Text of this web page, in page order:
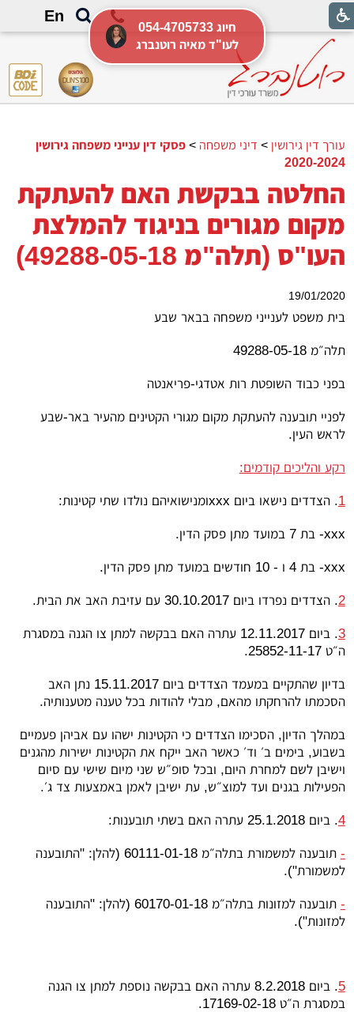
En
עורך דין גירושין > דיני משפחה >פסקי דין ענייני משפחה גירושין
2020-2024
החלטה בבקשת האם להעתקת
מקום מגורים בניגוד להמלצת
העו"ס (תלה"מ 49288-05-18)
19/01/2020
בית משפט לענייני משפחה בבאר שבע
תלה״מ 49288-05-18
בפני כבוד השופטת רות אטדגי-פריאנטה
לפניי תובענה להעתקת מקום מגורי הקטינים מהעיר באר-שבע
לראש העין.
רקע והליכים קודמים:
1. הצדדים נישאו ביום xxxומנישואיהם נולדו שתי קטינות:
xxx- בת 7 במועד מתן פסק הדין.
xxx- בת 4 ו - 10 חודשים במועד מתן פסק הדין.
2. הצדדים נפרדו ביום 30.10.2017 עם עזיבת האב את הבית.
3
. ביום 12.11.2017 עתרה האם בבקשה למתן צו הגנה במסגרת
ה״ט 25852-11-17.
בדיון שהתקיים במעמד הצדדים ביום 15.11.2017 נתן האב
הסכמתו להרחקתו מהאם, מבלי להודות בכל טענה מטענותיה.
במהלך הדיון, הסכימו הצדדים כי הקטינות ישהו עם אביהן פעמיים
בשבוע, בימים ב׳ וד׳ כאשר האב ייקח את הקטינות ישירות מהגנים
וישיבן לשם למחרת היום, ובכל סופ״ש שני מיום שישי עם סיום
הפעילות בגנים ועד למוצ״ש, עת ישיבן לאמן באמצעות צד ג׳.
4. ביום 25.1.2018 עתרה האם בשתי תובענות:
-
תובענה למשמורת בתלה״מ 60111-01-18 (להלן: "התובענה
למשמורת").
-
תובענה למזונות בתלה״מ 60170-01-18 (להלן: "התובענה
למזונות").
5
. ביום 8.2.2018 עתרה האם בבקשה נוספת למתן צו הגנה
במסגרת ה״ט 17169-02-18.
054-4705733 חיוג
לעו"ד מאיה רוטנברג